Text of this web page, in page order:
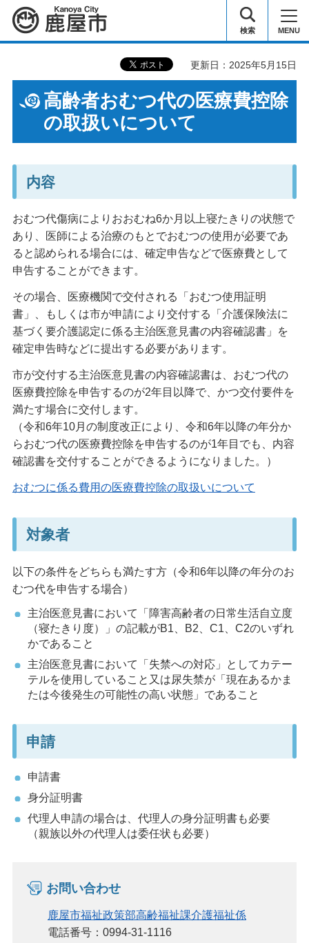
鹿屋市 検索 MENU
更新日：2025年5月15日
高齢者おむつ代の医療費控除
の取扱いについて
内容
おむつ代傷病によりおおむね6か月以上寝たきりの状態で
あり、医師による治療のもとでおむつの使用が必要であ
ると認められる場合には、確定申告などで医療費として
申告することができます。
その場合、医療機関で交付される「おむつ使用証明
書」、もしくは市が申請により交付する「介護保険法に
基づく要介護認定に係る主治医意見書の内容確認書」を
確定申告時などに提出する必要があります。
市が交付する主治医意見書の内容確認書は、おむつ代の
医療費控除を申告するのが2年目以降で、かつ交付要件を
満たす場合に交付します。
（令和6年10月の制度改正により、令和6年以降の年分か
らおむつ代の医療費控除を申告するのが1年目でも、内容
確認書を交付することができるようになりました。）
おむつに係る費用の医療費控除の取扱いについて
対象者
以下の条件をどちらも満たす方（令和6年以降の年分のお
むつ代を申告する場合）
主治医意見書において「障害高齢者の日常生活自立度
（寝たきり度）」の記載がB1、B2、C1、C2のいずれ
かであること
主治医意見書において「失禁への対応」としてカテー
テルを使用していること又は尿失禁が「現在あるかま
たは今後発生の可能性の高い状態」であること
申請
申請書
身分証明書
代理人申請の場合は、代理人の身分証明書も必要
（親族以外の代理人は委任状も必要）
お問い合わせ
鹿屋市福祉政策部高齢福祉課介護福祉係
電話番号：0994-31-1116